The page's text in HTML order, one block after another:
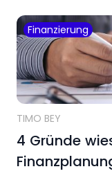
Finanzierung
TIMO BEY
4 Gründe